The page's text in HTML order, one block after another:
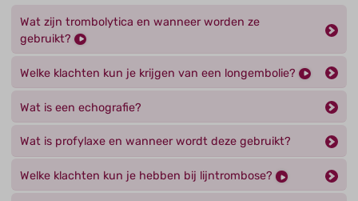
Wat zijn trombolytica en wanneer worden ze
gebruikt?
Welke klachten kun je krijgen van een longembolie?
Wat is een echografie?
Wat is profylaxe en wanneer wordt deze gebruikt?
Welke klachten kun je hebben bij lijntrombose?